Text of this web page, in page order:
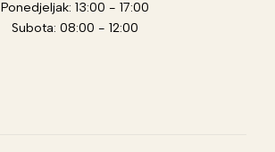
Ponedjeljak: 13:00 - 17:00
Subota: 08:00 - 12:00